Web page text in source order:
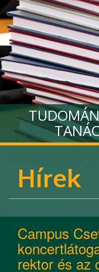
Hírek
Campus
rektor és az